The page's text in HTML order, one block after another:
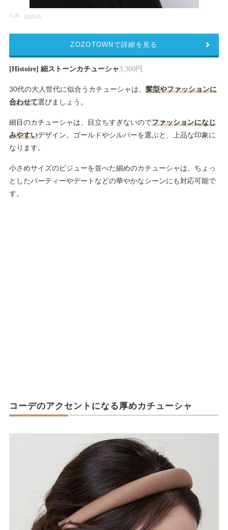
出典： zozo.jp
[Histoire] 細ストーンカチューシャ3,300円
30代の大人世代に似合うカチューシャは、 髪型やファッションに
合わせて選びましょう。
細目のカチューシャは、目立ちすぎないのでファッションになじ
みやすいデザイン。ゴールドやシルバーを選ぶと、上品な印象に
なります。
小さめサイズのビジューを並べた細めのカチューシャは、ちょっ
としたパーティーやデートなどの華やかなシーンにも対応可能で
す。
ZOZOTOWNで詳細を見る
コーデのアクセントになる厚めカチューシャ